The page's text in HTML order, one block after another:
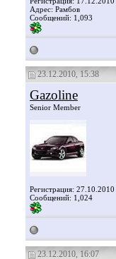
Адрес: Рамбов
Сообщений: 1,093
23.12.2010, 15:38
Gazoline
Senior Member
Регистрация: 27.10.2010
Сообщений: 1,024
23.12.2010, 16:07